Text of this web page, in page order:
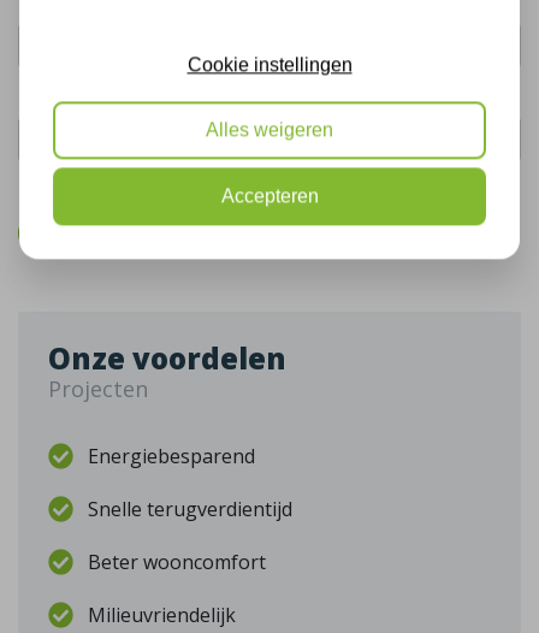
De gegevens die u hier verstrekt vallen onder ons
Bel mij terug
Onze voordelen
Projecten
Energiebesparend
Snelle terugverdientijd
Beter wooncomfort
Milieuvriendelijk
Cookie instellingen
Alles weigeren
Accepteren